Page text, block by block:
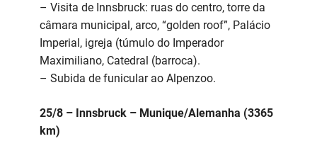
– Visita de Innsbruck: ruas do centro, torre da
câmara municipal, arco, “golden roof”, Palácio
Imperial, igreja (túmulo do Imperador
Maximiliano, Catedral (barroca).
– Subida de funicular ao Alpenzoo.
25/8 – Innsbruck – Munique/Alemanha (3365
km)